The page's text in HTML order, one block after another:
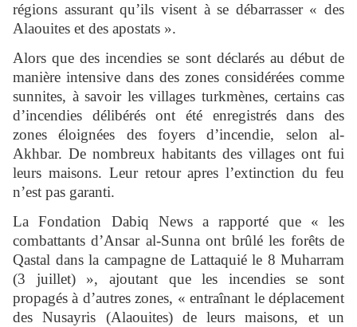
régions assurant qu’ils visent à se débarrasser « des
Alaouites et des apostats ».
Alors que des incendies se sont déclarés au début de
manière intensive dans des zones considérées comme
sunnites, à savoir les villages turkmènes, certains cas
d’incendies délibérés ont été enregistrés dans des
zones éloignées des foyers d’incendie, selon al-
Akhbar. De nombreux habitants des villages ont fui
leurs maisons. Leur retour apres l’extinction du feu
n’est pas garanti.
La Fondation Dabiq News a rapporté que « les
combattants d’Ansar al-Sunna ont brûlé les forêts de
Qastal dans la campagne de Lattaquié le 8 Muharram
(3 juillet) », ajoutant que les incendies se sont
propagés à d’autres zones, « entraînant le déplacement
des Nusayris (Alaouites) de leurs maisons, et un